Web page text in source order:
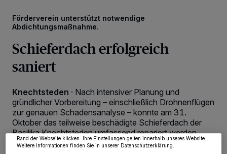
Förderverein unterstützt notwendige
Abdichtungsmaßnahme.
Schieferdach erfolgreich
saniert
Knechtsteden · Nach intensiver Planung und
gründlicher Vorbereitung – einschließlich Drohnenflügen
zur genauen Schadensanalyse – konnte am 31.
Oktober das teilweise beschädigte Schieferdach der
Basilika Knechtsteden umfassend repariert werden.
wie Browserdaten oder eindeutige Kennungen auf Ihrem Gerät zu. Durch Auswahl
von OK aktivieren Sie Tracking-Technologien für die unter „Wir und unsere
Partner verarbeiten Daten, um Ihnen Dienste bereitzustellen“ aufgeführten
Zwecke. Wenn Tracker deaktiviert sind, sind manche Inhalte und Anzeigen
möglicherweise nicht mehr so relevant für Sie. Sie können dieses Menü jederzeit
wieder aufrufen, um Ihre Einstellungen zu ändern oder Ihre Einwilligung zu
widerrufen, indem Sie auf den Link Einstellungen oder Ablehnen am unteren
Rand der Webseite klicken. Ihre Einstellungen gelten innerhalb unseres Website.
Weitere Informationen finden Sie in unserer Datenschutzerklärung.